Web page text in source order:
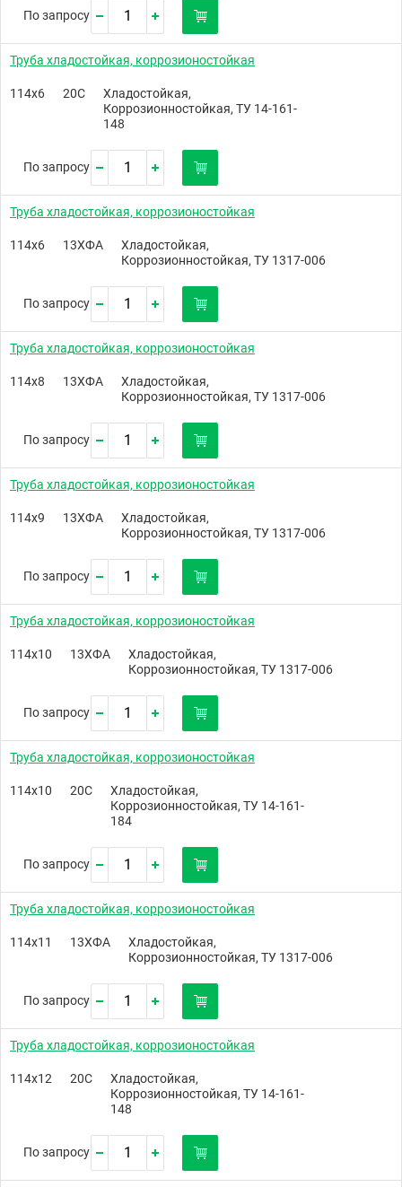
По запросу
Труба хладостойкая, коррозионостойкая
114х6 20С
Хладостойкая,
Коррозионностойкая, ТУ 14-161-
148
По запросу
Труба хладостойкая, коррозионостойкая
114х6 13ХФА
Хладостойкая,
Коррозионностойкая, ТУ 1317-006
По запросу
Труба хладостойкая, коррозионостойкая
114х8 13ХФА
Хладостойкая,
Коррозионностойкая, ТУ 1317-006
По запросу
Труба хладостойкая, коррозионостойкая
114х9 13ХФА
Хладостойкая,
Коррозионностойкая, ТУ 1317-006
По запросу
Труба хладостойкая, коррозионостойкая
114х10 13ХФА
Хладостойкая,
Коррозионностойкая, ТУ 1317-006
По запросу
Труба хладостойкая, коррозионостойкая
114х10 20С
Хладостойкая,
Коррозионностойкая, ТУ 14-161-
184
По запросу
Труба хладостойкая, коррозионостойкая
114х11 13ХФА
Хладостойкая,
Коррозионностойкая, ТУ 1317-006
По запросу
Труба хладостойкая, коррозионостойкая
114х12 20C
Хладостойкая,
Коррозионностойкая, ТУ 14-161-
148
По запросу